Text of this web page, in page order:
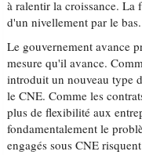
à ralentir la croissance. La
d'un nivellement par le bas.
Le gouvernement avance
mesure qu'il avance.
introduit un nouveau type
le CNE. Comme les
plus de flexibilité aux
fondamentalement le
engagés sous CNE